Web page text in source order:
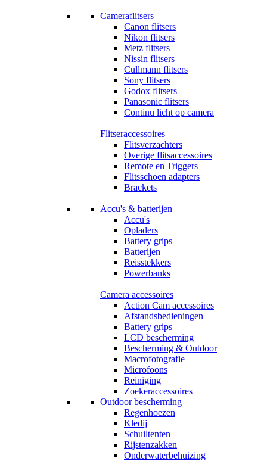
Cameraflitsers
Canon flitsers
Nikon flitsers
Metz flitsers
Nissin flitsers
Cullmann flitsers
Sony flitsers
Godox flitsers
Panasonic flitsers
Continu licht op camera
Flitseraccessoires
Flitsverzachters
Overige flitsaccessoires
Remote en Triggers
Flitsschoen adapters
Brackets
Accu's & batterijen
Accu's
Opladers
Battery grips
Batterijen
Reisstekkers
Powerbanks
Camera accessoires
Action Cam accessoires
Afstandsbedieningen
Battery grips
LCD bescherming
Bescherming & Outdoor
Macrofotografie
Microfoons
Reiniging
Zoekeraccessoires
Outdoor bescherming
Regenhoezen
Kledij
Schuiltenten
Rijstenzakken
Onderwaterbehuizing